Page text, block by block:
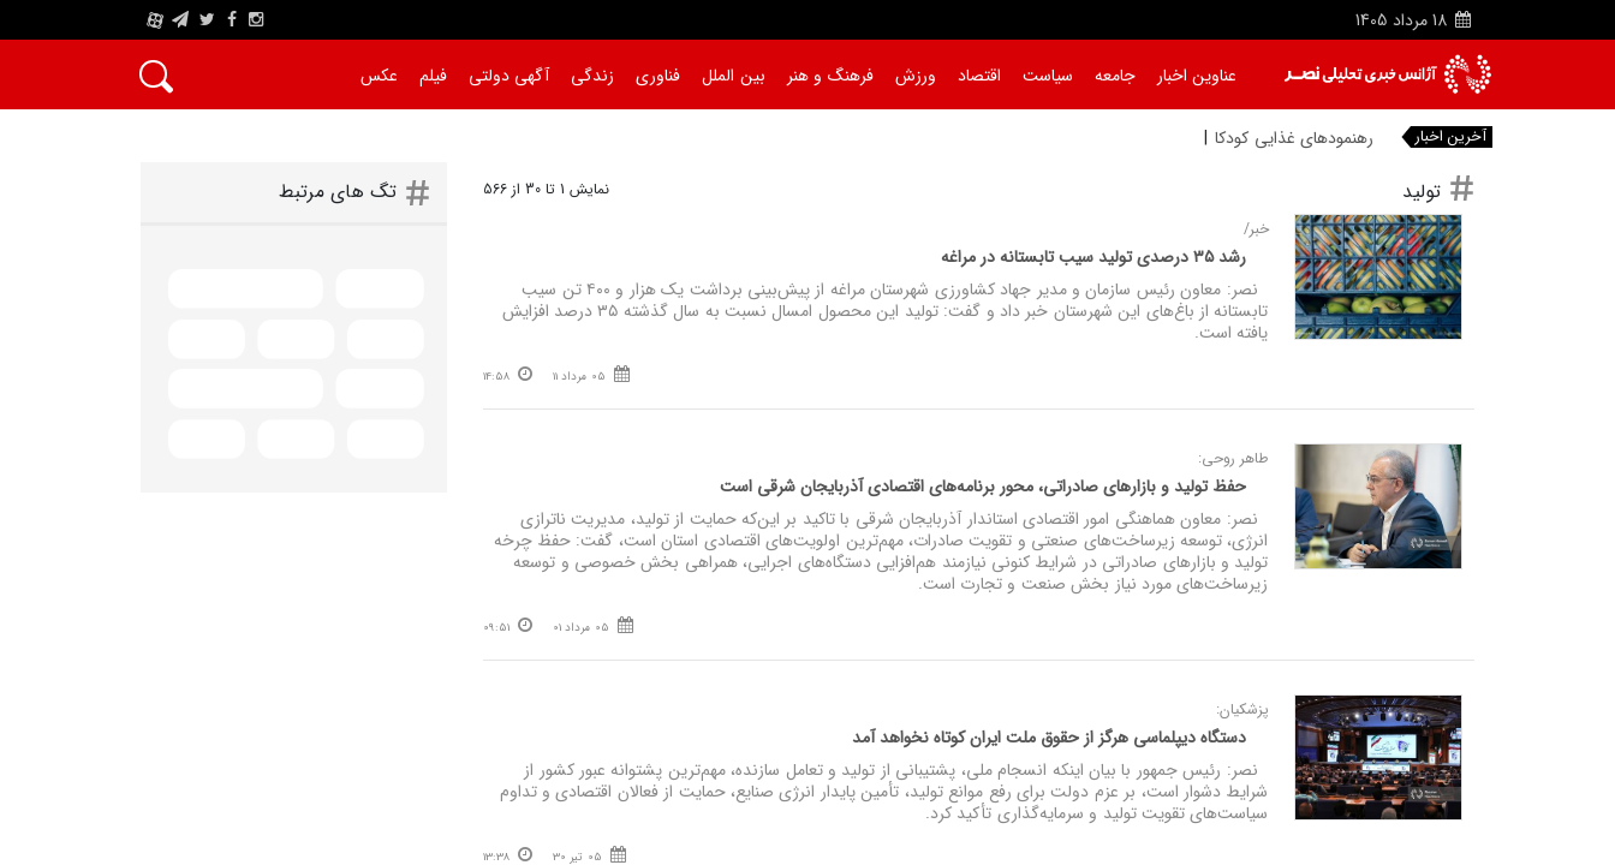
18 مرداد 1405
A
عناوین اخبار جامعه سیاست اقتصاد ورزش فرهنگ و هنر بین الملل فناوری زندگی آگهی دولتی فیلم عکس
آخرین اخبار رهنمودهای غذایی کودکان و نوجوانان تدوین شد
تولید
نمایش 1 تا 30 از 566
خبر/
رشد ۳۵ درصدی تولید سیب تابستانه در مراغه
نصر: معاون رئیس سازمان و مدیر جهاد کشاورزی شهرستان مراغه از پیش‌بینی برداشت یک هزار و ۴۰۰ تن سیب
تابستانه از باغ‌های این شهرستان خبر داد و گفت: تولید این محصول امسال نسبت به سال گذشته ۳۵ درصد افزایش
یافته است.
05 مرداد 11 14:58
طاهر روحی:
حفظ تولید و بازارهای صادراتی، محور برنامه‌های اقتصادی آذربایجان شرقی است
نصر: معاون هماهنگی امور اقتصادی استاندار آذربایجان شرقی با تاکید بر این‌که حمایت از تولید، مدیریت ناترازی
انرژی، توسعه زیرساخت‌های صنعتی و تقویت صادرات، مهم‌ترین اولویت‌های اقتصادی استان است، گفت: حفظ چرخه
تولید و بازارهای صادراتی در شرایط کنونی نیازمند هم‌افزایی دستگاه‌های اجرایی، همراهی بخش خصوصی و توسعه
زیرساخت‌های مورد نیاز بخش صنعت و تجارت است.
05 مرداد 01 09:51
پزشکیان:
دستگاه دیپلماسی هرگز از حقوق ملت ایران کوتاه نخواهد آمد
نصر: رئیس‌ جمهور با بیان اینکه انسجام ملی، پشتیبانی از تولید و تعامل سازنده، مهم‌ترین پشتوانه عبور کشور از
شرایط دشوار است، بر عزم دولت برای رفع موانع تولید، تأمین پایدار انرژی صنایع، حمایت از فعالان اقتصادی و تداوم
سیاست‌های تقویت تولید و سرمایه‌گذاری تأکید کرد.
05 تیر 30 13:38
تگ های مرتبط